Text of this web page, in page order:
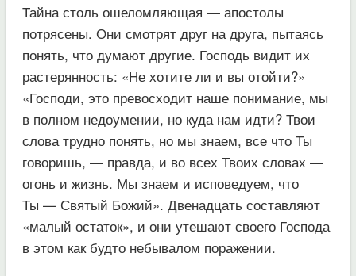
Тайна столь ошеломляющая — апостолы
потрясены. Они смотрят друг на друга, пытаясь
понять, что думают другие. Господь видит их
растерянность: «Не хотите ли и вы отойти?»
«Господи, это превосходит наше понимание, мы
в полном недоумении, но куда нам идти? Твои
слова трудно понять, но мы знаем, все что Ты
говоришь, — правда, и во всех Твоих словах —
огонь и жизнь. Мы знаем и исповедуем, что
Ты — Святый Божий». Двенадцать составляют
«малый остаток», и они утешают своего Господа
в этом как будто небывалом поражении.